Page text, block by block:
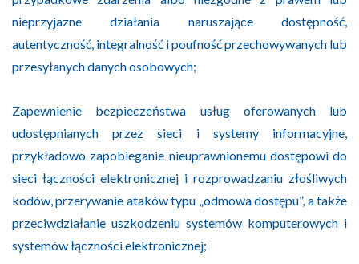
nieprzyjazne działania naruszające dostępność,
autentyczność, integralność i poufność przechowywanych lub
przesyłanych danych osobowych;
Zapewnienie bezpieczeństwa usług oferowanych lub
udostępnianych przez sieci i systemy informacyjne,
przykładowo zapobieganie nieuprawnionemu dostępowi do
sieci łączności elektronicznej i rozprowadzaniu złośliwych
kodów, przerywanie ataków typu „odmowa dostępu”, a także
przeciwdziałanie uszkodzeniu systemów komputerowych i
systemów łączności elektronicznej;